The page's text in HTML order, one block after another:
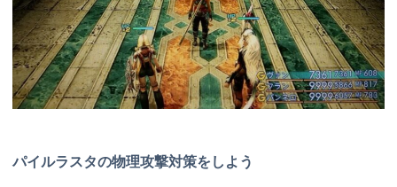
パイルラスタの物理攻撃対策をしよう